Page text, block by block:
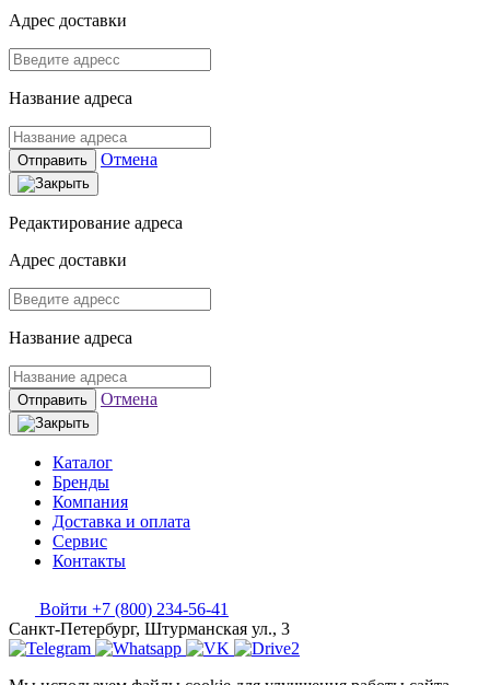
Адрес доставки
Название адреса
Отправить Отмена
Редактирование адреса
Адрес доставки
Название адреса
Отправить Отмена
Каталог
Бренды
Компания
Доставка и оплата
Сервис
Контакты
Войти +7 (800) 234-56-41
Санкт-Петербург, Штурманская ул., 3